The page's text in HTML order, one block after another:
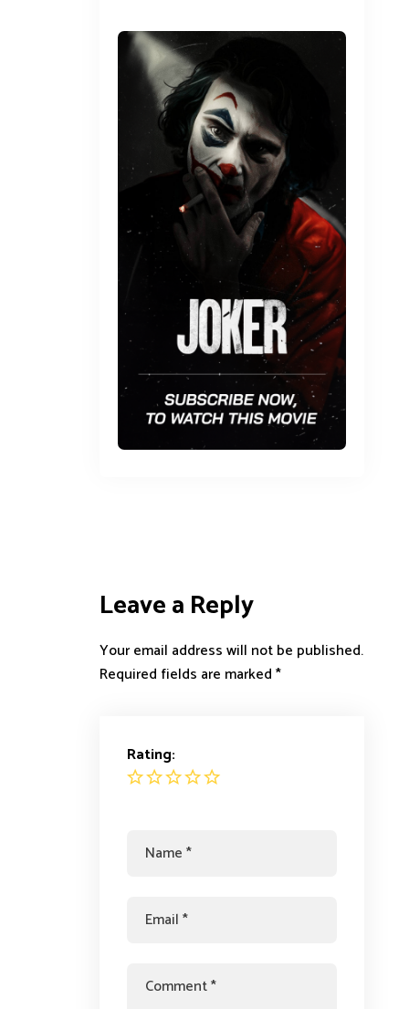
Leave a Reply
Your email address will not be published.
Required fields are marked*
Rating